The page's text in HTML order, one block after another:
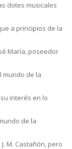
dotes musicales
a principios de la
María, poseedor
mundo de la
interés en lo
de la
M. Castañón, pero